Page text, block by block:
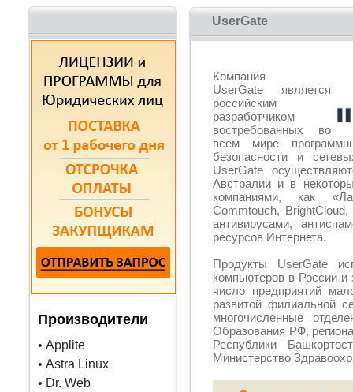
Производители
• Applite
• Astra Linux
• Dr. Web
UserGate
Компания
UserGate является
российским
разработчиком
востребованных во
всем мире
безопасности и
UserGate
Австралии и в
компаниями, как
Commtouch,
антивирусами,
ресурсов Интернета.
Продукты UserGate
компьютеров в России
число предприятий
развитой филиальной
многочисленные
Образования РФ,
Республики
Министерство